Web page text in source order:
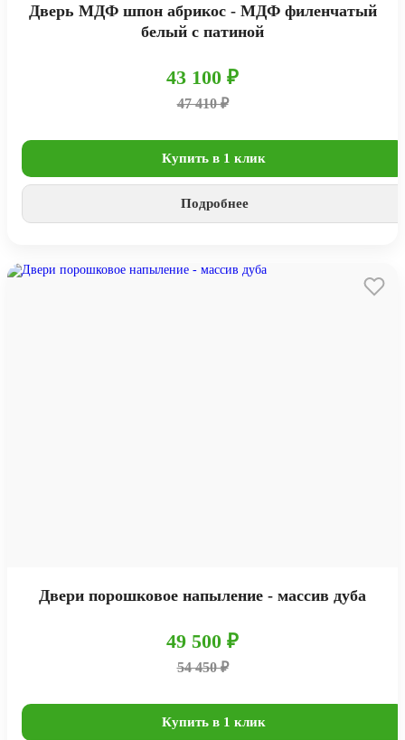
Дверь МДФ шпон абрикос - МДФ филенчатый
белый с патиной
43 100 ₽
47 410 ₽
Купить в 1 клик
Подробнее
Двери порошковое напыление - массив дуба
49 500 ₽
54 450 ₽
Купить в 1 клик